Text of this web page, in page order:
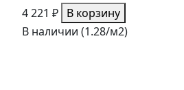
4 221 ₽ В корзину
В наличии (1.28/м2)